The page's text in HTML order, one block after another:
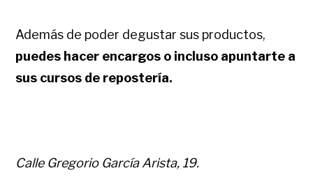
Además de poder degustar sus productos,
puedes hacer encargos o incluso apuntarte a
sus cursos de repostería.
Calle Gregorio García Arista, 19.